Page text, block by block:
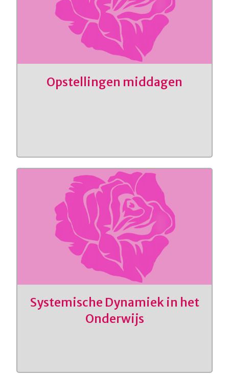
Opstellingen middagen
Systemische Dynamiek in het
Onderwijs